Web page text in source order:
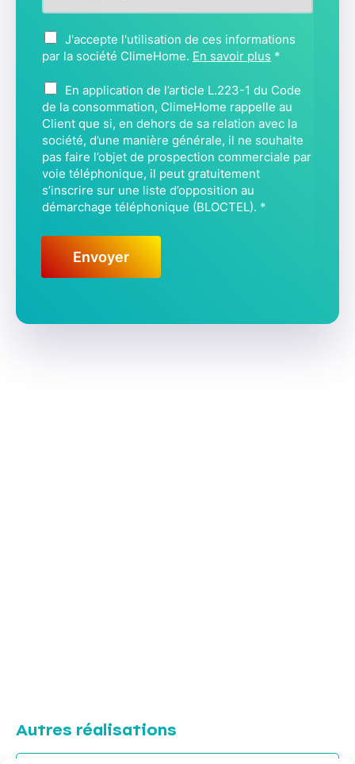
o
n
e
o
e
t
*
A
c
o
r
d
*
J'accepte l'utilisation de ces informations
par la société ClimeHome. En savoir plus *
B
L
O
C
T
E
L
*
En application de l’article L.223-1 du Code
de la consommation, ClimeHome rappelle au
Client que si, en dehors de sa relation avec la
société, d’une manière générale, il ne souhaite
pas faire l’objet de prospection commerciale par
voie téléphonique, il peut gratuitement
s’inscrire sur une liste d’opposition au
démarchage téléphonique (BLOCTEL). *
Envoyer
Autres réalisations